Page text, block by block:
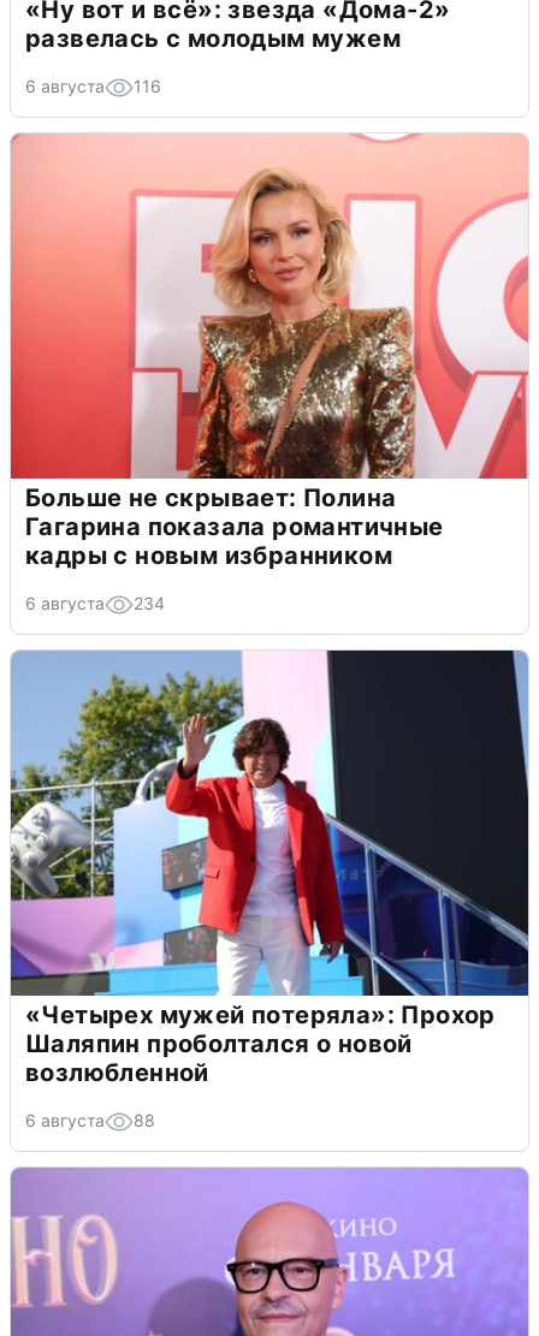
«Ну вот и всё»: звезда «Дома-2»
развелась с молодым мужем
6 августа 116
Больше не скрывает: Полина
Гагарина показала романтичные
кадры с новым избранником
6 августа 234
«Четырех мужей потеряла»: Прохор
Шаляпин проболтался о новой
возлюбленной
6 августа 88